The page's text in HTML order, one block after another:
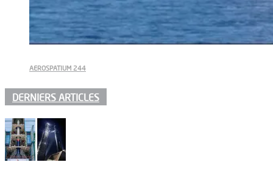
AEROSPATIUM 244
DERNIERS ARTICLES